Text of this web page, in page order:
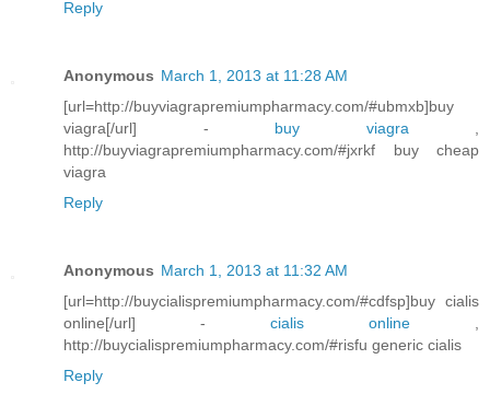
Reply
Anonymous March 1, 2013 at 11:28 AM
[url=http://buyviagrapremiumpharmacy.com/#ubmxb]buy
viagra[/url] - buy viagra,
http://buyviagrapremiumpharmacy.com/#jxrkf buy cheap
viagra
Reply
Anonymous March 1, 2013 at 11:32 AM
[url=http://buycialispremiumpharmacy.com/#cdfsp]buy cialis
online[/url] - cialis online ,
http://buycialispremiumpharmacy.com/#risfu generic cialis
Reply